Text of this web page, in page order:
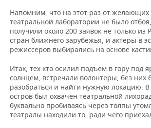
ХОККЕЙ С МЯЧОМ
ПРОИСШЕСТВИЯ
Напомним, что на этот раз от желающих
театральной лаборатории не было
получили около 200 заявок не только из
стран ближнего зарубежья, и актеры в
режиссеров выбирались на основе
Итак, тех кто осилил подъем в гору под
солнцем, встречали волонтеры, без них
разобраться и найти нужную локацию.
остров был охвачен театральной
буквально пробиваясь через толпы
театралы находили то, ради чего